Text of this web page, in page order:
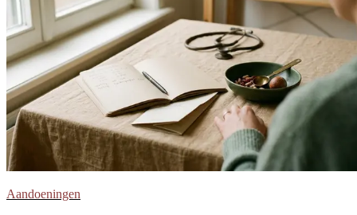
Aandoeningen